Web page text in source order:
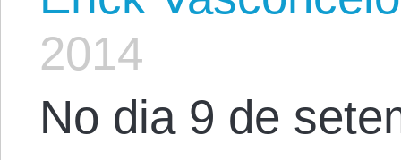
2014
No dia 9 de